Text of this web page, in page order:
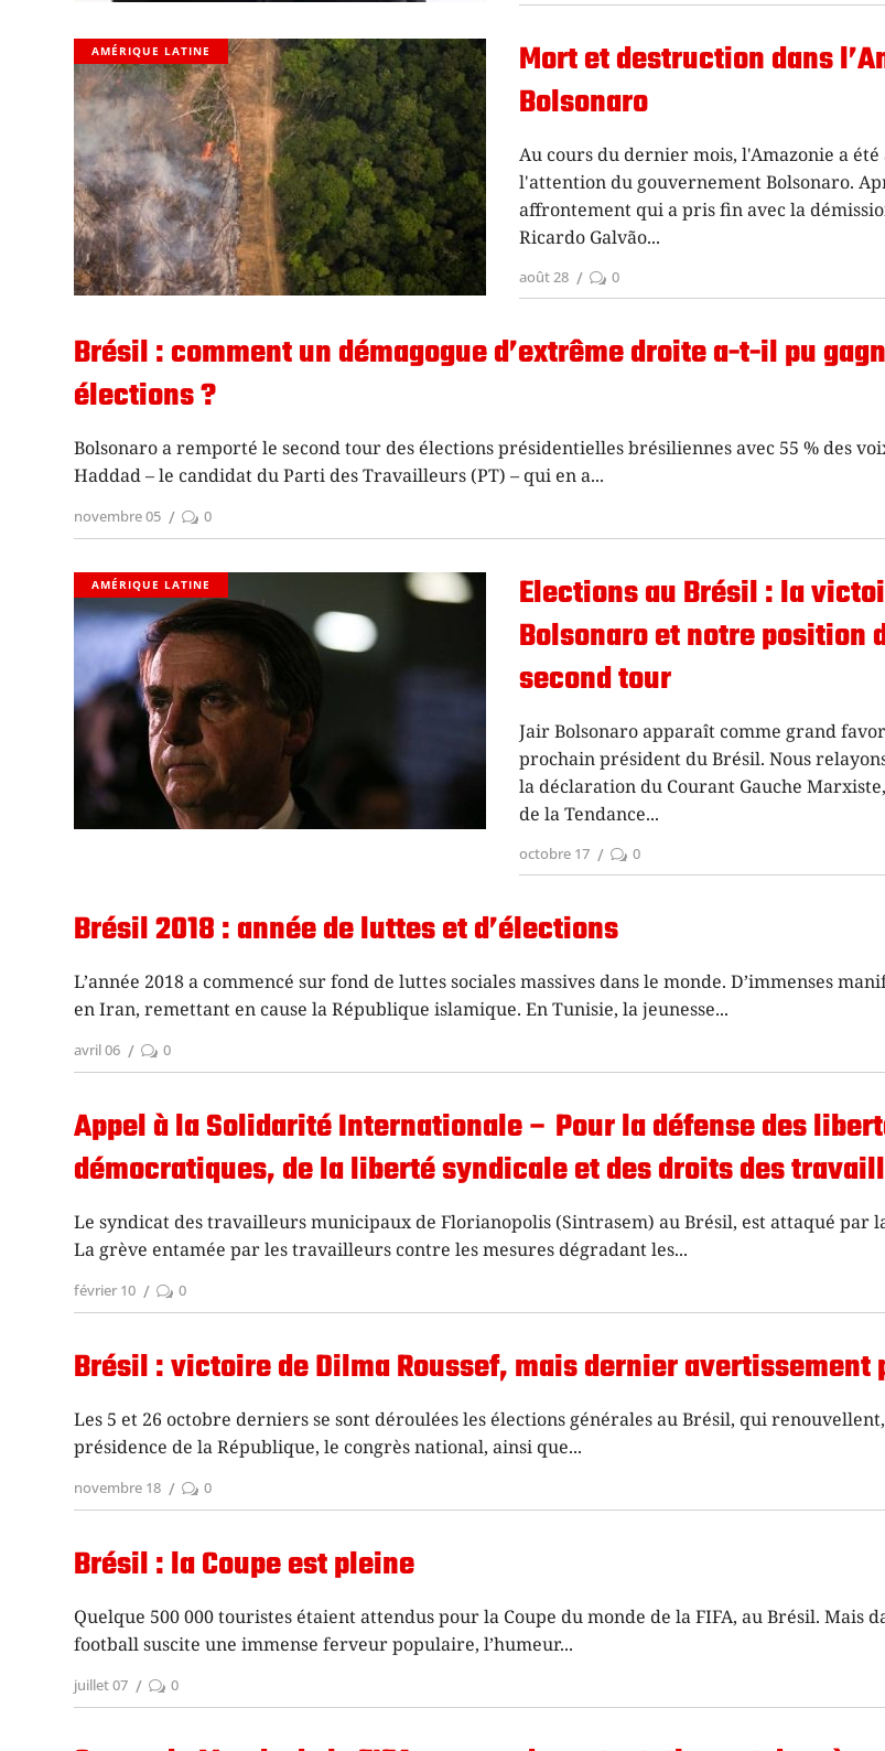
AMÉRIQUE LATINE
Mort et destruction dans
Bolsonaro
Au cours du dernier mois, l'Amazonie a été
l'attention du gouvernement Bolsonaro.
affrontement qui a pris fin avec la
Ricardo Galvão
août 28 0
Brésil : comment un démagogue d’extrême droite a-t-il pu
élections ?
Bolsonaro a remporté le second tour des élections présidentielles brésiliennes avec 55 % des
Haddad – le candidat du Parti des Travailleurs (PT) – qui en a
novembre 05 0
AMÉRIQUE LATINE
Elections au Brésil : la
Bolsonaro et notre position
second tour
Jair Bolsonaro apparaît comme grand
prochain président du Brésil. Nous
la déclaration du Courant Gauche
de la Tendance
octobre 17 0
Brésil 2018 : année de luttes et d’élections
L’année 2018 a commencé sur fond de luttes sociales massives dans le monde. D’immenses
en Iran, remettant en cause la République islamique. En Tunisie, la jeunesse
avril 06 0
Appel à la Solidarité Internationale – Pour la défense des
démocratiques, de la liberté syndicale et des droits des
Le syndicat des travailleurs municipaux de Florianopolis (Sintrasem) au Brésil, est attaqué par
La grève entamée par les travailleurs contre les mesures dégradant les
février 10 0
Brésil : victoire de Dilma Roussef, mais dernier avertissement
Les 5 et 26 octobre derniers se sont déroulées les élections générales au Brésil, qui
présidence de la République, le congrès national, ainsi que
novembre 18 0
Brésil : la Coupe est pleine
Quelque 500 000 touristes étaient attendus pour la Coupe du monde de la FIFA, au Brésil. Mais
football suscite une immense ferveur populaire, l’humeur
juillet 07 0